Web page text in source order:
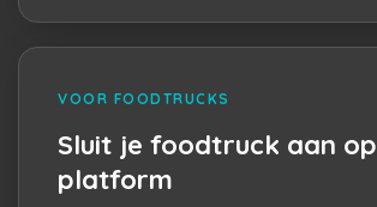
VOOR FOODTRUCKS
Sluit je foodtruck aan
platform